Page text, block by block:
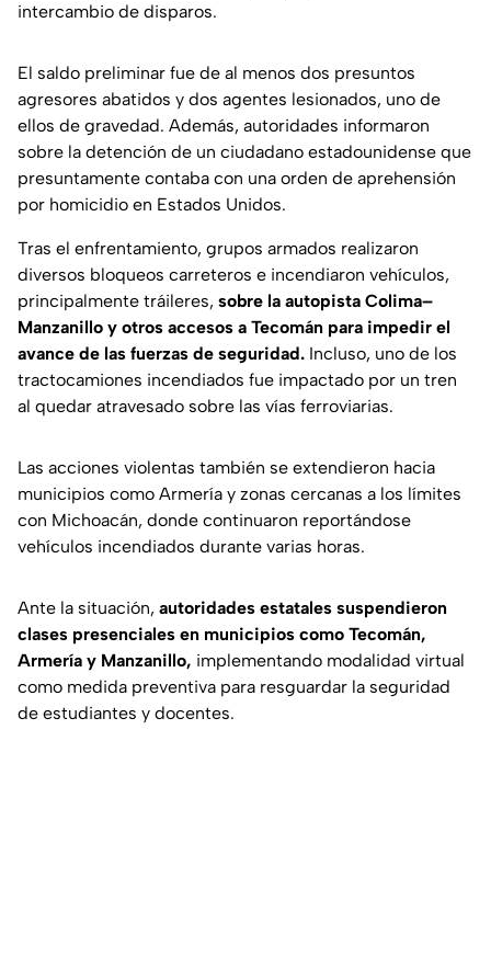
intercambio de disparos.
El saldo preliminar fue de al menos dos presuntos
agresores abatidos y dos agentes lesionados, uno de
ellos de gravedad. Además, autoridades informaron
sobre la detención de un ciudadano estadounidense que
presuntamente contaba con una orden de aprehensión
por homicidio en Estados Unidos.
Tras el enfrentamiento, grupos armados realizaron
diversos bloqueos carreteros e incendiaron vehículos,
principalmente tráileres, sobre la autopista Colima–
Manzanillo y otros accesos a Tecomán para impedir el
avance de las fuerzas de seguridad. Incluso, uno de los
tractocamiones incendiados fue impactado por un tren
al quedar atravesado sobre las vías ferroviarias.
Las acciones violentas también se extendieron hacia
municipios como Armería y zonas cercanas a los límites
con Michoacán, donde continuaron reportándose
vehículos incendiados durante varias horas.
Ante la situación, autoridades estatales suspendieron
clases presenciales en municipios como Tecomán,
Armería y Manzanillo, implementando modalidad virtual
como medida preventiva para resguardar la seguridad
de estudiantes y docentes.